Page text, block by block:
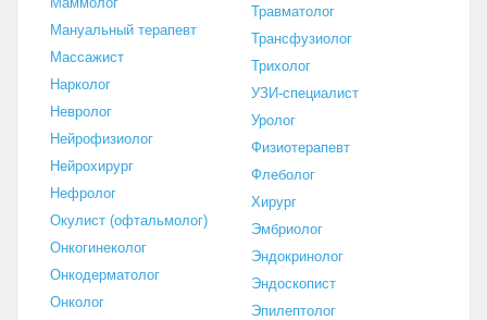
Мануальный терапевт
Массажист
Нарколог
Невролог
Нейрофизиолог
Нейрохирург
Нефролог
Окулист (офтальмолог)
Онкогинеколог
Онкодерматолог
Онколог
Травматолог
Трансфузиолог
Трихолог
УЗИ-специалист
Уролог
Физиотерапевт
Флеболог
Хирург
Эмбриолог
Эндокринолог
Эндоскопист
Эпилептолог